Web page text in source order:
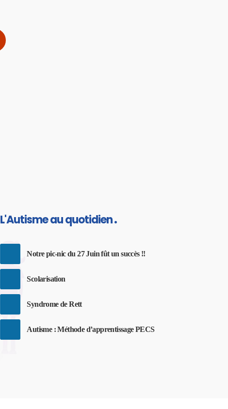
L'Autisme au quotidien
Notre pic-nic du 27 Juin fût un succès !!
Scolarisation
Syndrome de Rett
Autisme : Méthode d’apprentissage PECS